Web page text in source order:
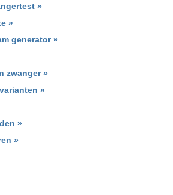
»
»
generator »
zwanger »
»
»
»